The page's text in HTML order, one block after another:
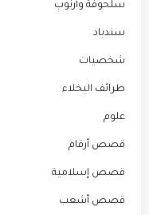
سلحوفة وأرنوب
سندباد
شخصيات
طرائف البخلاء
علوم
قصص أرقام
قصص إسلامية
قصص أشعب